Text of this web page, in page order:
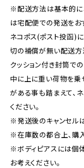
※配送方法は基本的に
は宅配便での発送をお
ネコポス(ポスト投函)
切の補償が無い配送方
クッション付き封筒で
中に上に重い荷物を乗
がある事も踏まえて、
ください。
※発送後のキャンセル
※在庫数の都合上、購
※ボディピアスには個
お考えください。